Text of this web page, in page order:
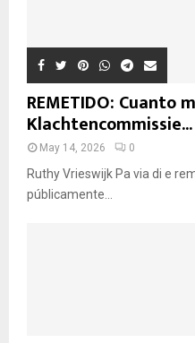
REMETIDO: Cuanto
Klachtencommissie...
May 14, 2026 0
Ruthy Vrieswijk Pa via di e
públicamente...